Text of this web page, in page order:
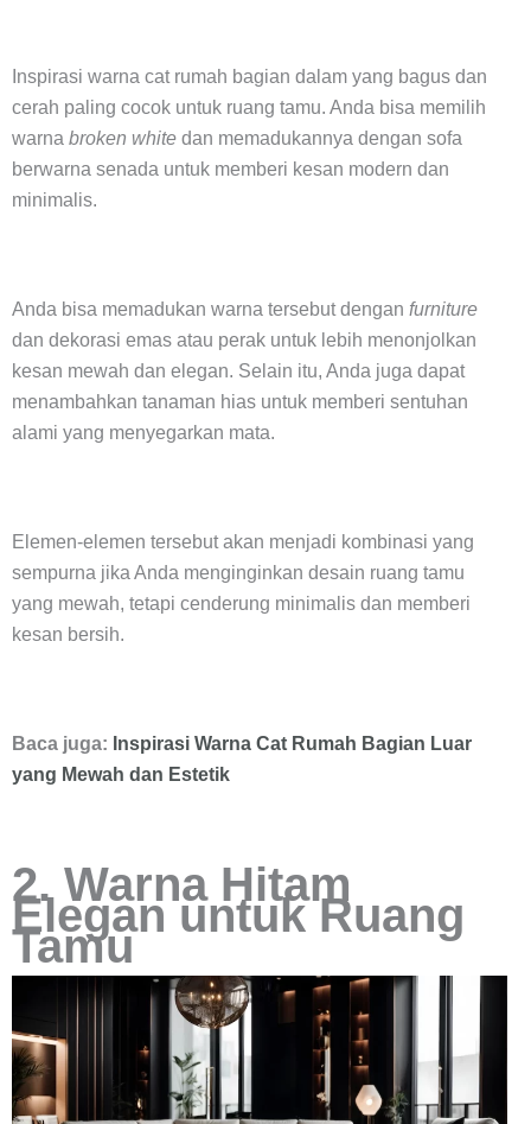
Inspirasi warna cat rumah bagian dalam yang bagus dan
cerah paling cocok untuk ruang tamu. Anda bisa memilih
warna broken white dan memadukannya dengan sofa
berwarna senada untuk memberi kesan modern dan
minimalis.
Anda bisa memadukan warna tersebut dengan furniture
dan dekorasi emas atau perak untuk lebih menonjolkan
kesan mewah dan elegan. Selain itu, Anda juga dapat
menambahkan tanaman hias untuk memberi sentuhan
alami yang menyegarkan mata.
Elemen-elemen tersebut akan menjadi kombinasi yang
sempurna jika Anda menginginkan desain ruang tamu
yang mewah, tetapi cenderung minimalis dan memberi
kesan bersih.
Baca juga: Inspirasi Warna Cat Rumah Bagian Luar
yang Mewah dan Estetik
2. Warna Hitam
Elegan untuk Ruang
Tamu